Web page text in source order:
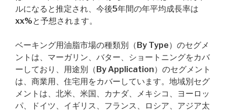
ルになると推定され、今後5年間の年平均成長率は
xx%と予想されます。
ベーキング用油脂市場の種類別（By Type）のセグメ
ントは、マーガリン、バター、ショートニングをカバ
ーしており、用途別（By Application）のセグメント
は、商業用、住宅用をカバーしています。地域別セグ
メントは、北米、米国、カナダ、メキシコ、ヨーロッ
パ、ドイツ、イギリス、フランス、ロシア、アジア太